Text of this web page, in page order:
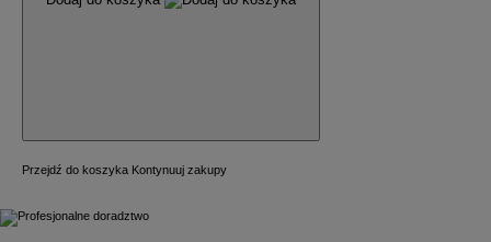
Przejdź do koszyka Kontynuuj zakupy